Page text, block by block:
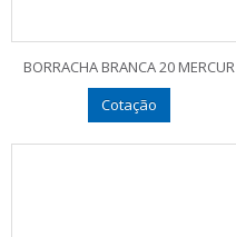
BORRACHA BRANCA 20 MERCUR
Cotação